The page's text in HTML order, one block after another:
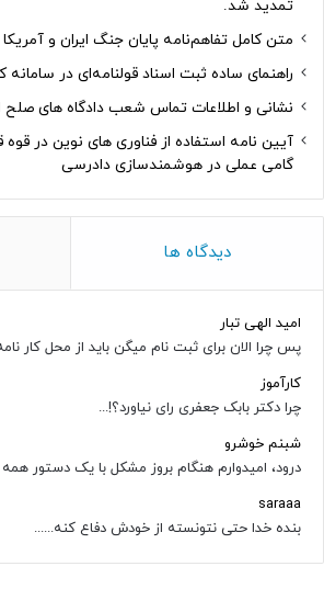
تمدید شد.
متن کامل تفاهم‌نامه پایان جنگ ایران و
راهنمای ساده ثبت اسناد قولنامه‌ای در
نشانی و اطلاعات تماس شعب دادگاه های صلح
آیین نامه استفاده از فناوری های نوین در
گامی عملی در هوشمندسازی دادرسی
دیدگاه ها
امید الهی تبار
پس چرا الان برای ثبت نام میگن باید از محل کار
کارآموز
چرا دکتر بابک جعفری رای نیاورد؟!...
شبنم خوشرو
درود، امیدوارم هنگام بروز مشکل با یک دستور همه
saraaa
بنده خدا حتی نتونسته از خودش دفاع کنه......